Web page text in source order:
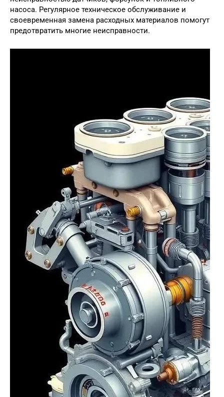
насоса. Регулярное техническое обслуживание и
своевременная замена расходных материалов помогут
предотвратить многие неисправности.